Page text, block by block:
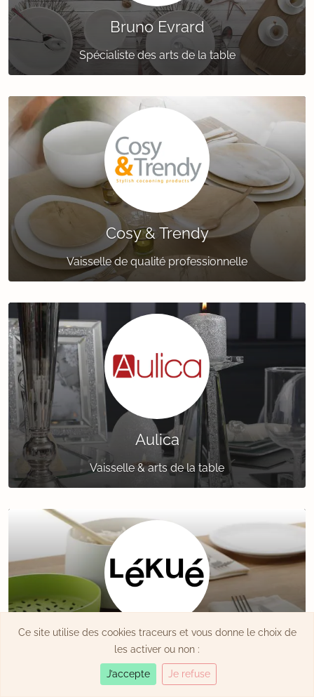
Bruno Evrard
Spécialiste des arts de la table
Cosy & Trendy
Vaisselle de qualité professionnelle
Aulica
Vaisselle & arts de la table
Lékué
Moules & ustensiles de cuisine
Ce site utilise des cookies traceurs et vous donne le choix de
les activer ou non :
J’accepte Je refuse